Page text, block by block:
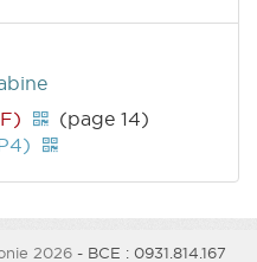
(page 14)
2026 - BCE : 0931.814.167